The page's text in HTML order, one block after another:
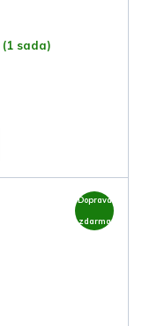
(1 sada)
Doprava
zdarma